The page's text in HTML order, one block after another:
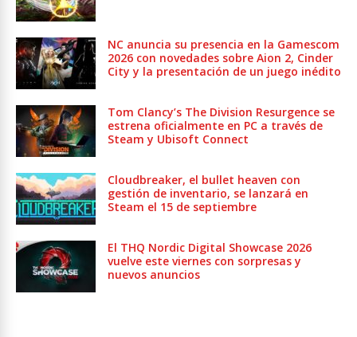
NC anuncia su presencia en la Gamescom
2026 con novedades sobre Aion 2, Cinder
City y la presentación de un juego inédito
Tom Clancy’s The Division Resurgence se
estrena oficialmente en PC a través de
Steam y Ubisoft Connect
Cloudbreaker, el bullet heaven con
gestión de inventario, se lanzará en
Steam el 15 de septiembre
El THQ Nordic Digital Showcase 2026
vuelve este viernes con sorpresas y
nuevos anuncios